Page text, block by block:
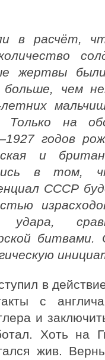
в расчёт,
жертвы
чем
на
годов
и
в том,
СССР
удара,
в
с
и
Хоть на
жив.